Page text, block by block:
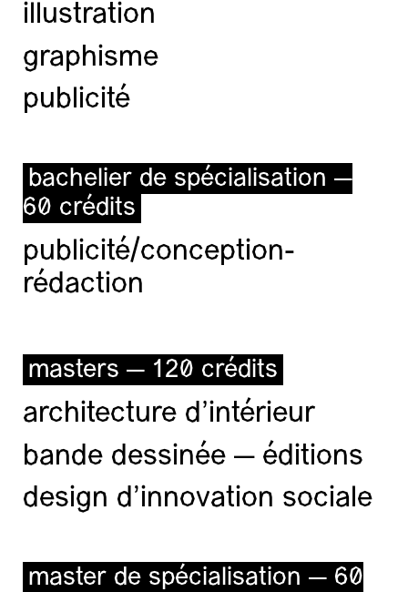
illustration
graphisme
publicité
bachelier de spécialisation —
60 crédits
publicité/conception-
rédaction
masters — 120 crédits
architecture d’intérieur
bande dessinée — éditions
design d'innovation sociale
master de spécialisation — 60